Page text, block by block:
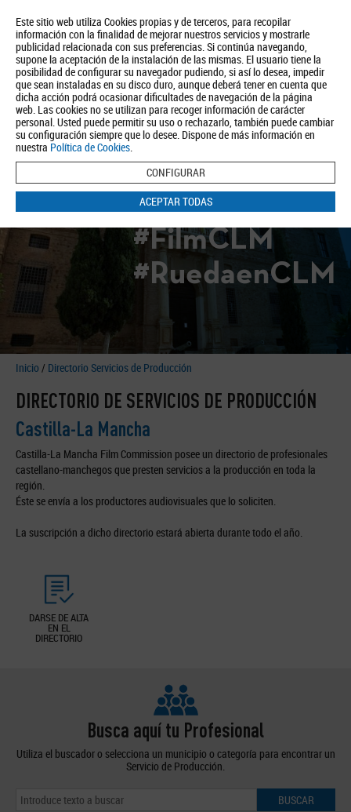
Este sitio web utiliza Cookies propias y de terceros, para recopilar
información con la finalidad de mejorar nuestros servicios y mostrarle
publicidad relacionada con sus preferencias. Si continúa navegando,
supone la aceptación de la instalación de las mismas. El usuario tiene la
posibilidad de configurar su navegador pudiendo, si así lo desea, impedir
que sean instaladas en su disco duro, aunque deberá tener en cuenta que
dicha acción podrá ocasionar dificultades de navegación de la página
web. Las cookies no se utilizan para recoger información de carácter
personal. Usted puede permitir su uso o rechazarlo, también puede cambiar
su configuración siempre que lo desee. Dispone de más información en
nuestra Política de Cookies.
CONFIGURAR
ACEPTAR TODAS
Quiénes somos Turismo Política de Privacidad Aviso Legal
Política de Cookies
BUSCAR
#FilmCLM
#RuedaenCLM
Inicio / Directorio Servicios de Producción
DIRECTORIO DE SERVICIOS DE PRODUCCIÓN
Castilla-La Mancha
Castilla-La Mancha Film Commission posee un directorio de profesionales
castellano-manchegos que presten servicios a la producción en toda la
región.
Éste se envía a los productores audiovisuales que lo soliciten.
La suscripción a dicho directorio estará abierta durante todo el año.
DARSE DE ALTA
EN EL
DIRECTORIO
Busca aquí tu Profesional
Utiliza el buscador o selecciona un municipio o categoría para encontrar un
Servicio de Producción.
BUSCAR